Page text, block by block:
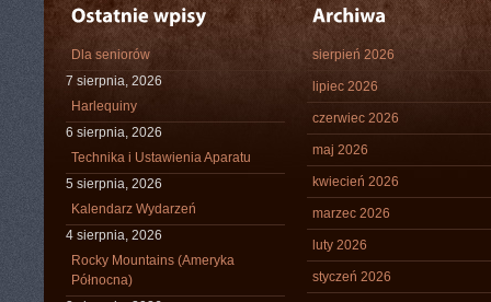
Dla seniorów
7 sierpnia, 2026
Harlequiny
6 sierpnia, 2026
Technika i Ustawienia Aparatu
5 sierpnia, 2026
Kalendarz Wydarzeń
4 sierpnia, 2026
Rocky Mountains (Ameryka
Północna)
sierpień 2026
lipiec 2026
czerwiec 2026
maj 2026
kwiecień 2026
marzec 2026
luty 2026
styczeń 2026